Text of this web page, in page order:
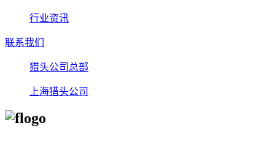
行业资讯
联系我们
猎头公司总部
上海猎头公司